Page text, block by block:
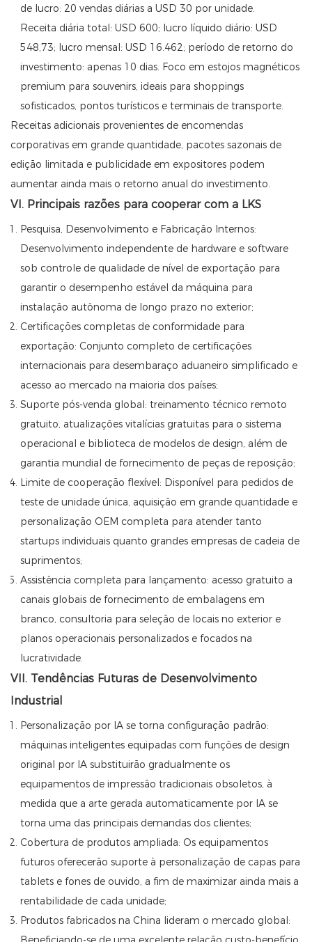
de lucro: 20 vendas diárias a USD 30 por unidade.
Receita diária total: USD 600; lucro líquido diário: USD
548,73; lucro mensal: USD 16.462; período de retorno do
investimento: apenas 10 dias. Foco em estojos magnéticos
premium para souvenirs, ideais para shoppings
sofisticados, pontos turísticos e terminais de transporte.
Receitas adicionais provenientes de encomendas
corporativas em grande quantidade, pacotes sazonais de
edição limitada e publicidade em expositores podem
aumentar ainda mais o retorno anual do investimento.
VI. Principais razões para cooperar com a LKS
Pesquisa, Desenvolvimento e Fabricação Internos:
Desenvolvimento independente de hardware e software
sob controle de qualidade de nível de exportação para
garantir o desempenho estável da máquina para
instalação autônoma de longo prazo no exterior;
Certificações completas de conformidade para
exportação: Conjunto completo de certificações
internacionais para desembaraço aduaneiro simplificado e
acesso ao mercado na maioria dos países;
Suporte pós-venda global: treinamento técnico remoto
gratuito, atualizações vitalícias gratuitas para o sistema
operacional e biblioteca de modelos de design, além de
garantia mundial de fornecimento de peças de reposição;
Limite de cooperação flexível: Disponível para pedidos de
teste de unidade única, aquisição em grande quantidade e
personalização OEM completa para atender tanto
startups individuais quanto grandes empresas de cadeia de
suprimentos;
Assistência completa para lançamento: acesso gratuito a
canais globais de fornecimento de embalagens em
branco, consultoria para seleção de locais no exterior e
planos operacionais personalizados e focados na
lucratividade.
VII. Tendências Futuras de Desenvolvimento
Industrial
Personalização por IA se torna configuração padrão:
máquinas inteligentes equipadas com funções de design
original por IA substituirão gradualmente os
equipamentos de impressão tradicionais obsoletos, à
medida que a arte gerada automaticamente por IA se
torna uma das principais demandas dos clientes;
Cobertura de produtos ampliada: Os equipamentos
futuros oferecerão suporte à personalização de capas para
tablets e fones de ouvido, a fim de maximizar ainda mais a
rentabilidade de cada unidade;
Produtos fabricados na China lideram o mercado global: